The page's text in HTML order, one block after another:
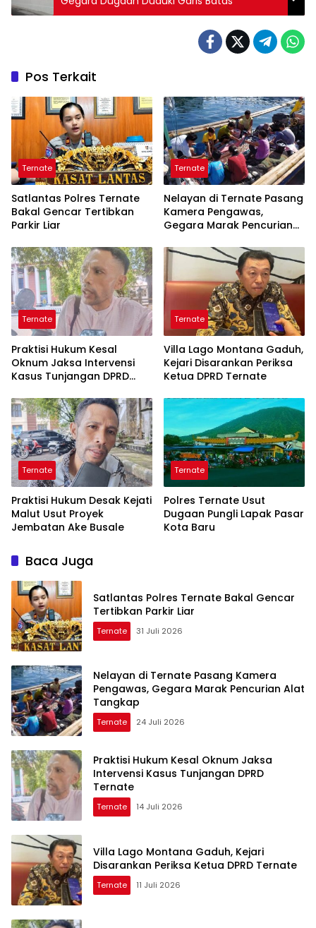
Pos Terkait
Ternate
Satlantas Polres Ternate
Bakal Gencar Tertibkan
Parkir Liar
Ternate
Nelayan di Ternate Pasang
Kamera Pengawas,
Gegara Marak Pencurian
Ternate
Praktisi Hukum Kesal
Oknum Jaksa Intervensi
Kasus Tunjangan DPRD
Ternate
Villa Lago Montana Gaduh,
Kejari Disarankan Periksa
Ketua DPRD Ternate
Ternate
Praktisi Hukum Desak Kejati
Malut Usut Proyek
Jembatan Ake Busale
Ternate
Polres Ternate Usut
Dugaan Pungli Lapak Pasar
Kota Baru
Baca Juga
Satlantas Polres Ternate Bakal Gencar
Tertibkan Parkir Liar
Ternate 31 Juli 2026
Nelayan di Ternate Pasang Kamera
Pengawas, Gegara Marak Pencurian Alat
Tangkap
Ternate 24 Juli 2026
Praktisi Hukum Kesal Oknum Jaksa
Intervensi Kasus Tunjangan DPRD
Ternate
Ternate 14 Juli 2026
Villa Lago Montana Gaduh, Kejari
Disarankan Periksa Ketua DPRD Ternate
Ternate 11 Juli 2026